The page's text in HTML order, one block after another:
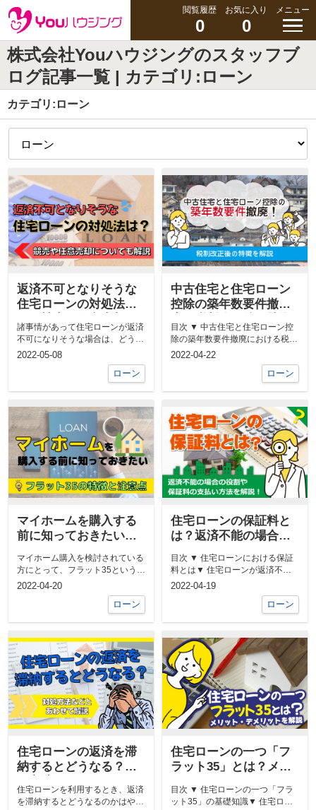
閲覧履歴
0
お気に入り
0
メニュー
株式会社Youハウジングのスタッフブ
ログ記事一覧 | カテゴリ:ローン
カテゴリ:ローン
返済不可となりそうな
住宅ローンの対処法
ついても解説
諸事情があって住宅ローンが返済
不可になりそうな場合は、どうす
れば良いのでしょうか？ 今回
2022-05-08
ローン
中古住宅と住宅ローン
控除の築年数要件撤
を解説
目次 ▼ 中古住宅と住宅ローン控
除の築年数要件撤廃における税制
改正▼ 中古住宅と住宅ローン控
2022-04-22
ローン
マイホームを購入する
前に知っておきたいフ
ラット35の特徴と注意
点
マイホーム購入を検討されている
方にとって、フラット35という言
葉は一度は聞いたことがあるので
2022-04-20
ローン
住宅ローンの保証料と
は？返済不能の場合の
役割や保証料の支払い
方法を解説
目次 ▼ 住宅ローンにおける保証
料とは▼ 住宅ローンが返済不能
になった際の保証料の役割▼ 住
2022-04-19
ローン
住宅ローンの返済を滞
納するとどうなる？対
解説
住宅ローンを利用するとき、返済
を滞納するとどうなるのかはやは
住宅ローンの一つ「フ
ラット35」とは？メリ
説
目次 ▼ 住宅ローンの一つ「フラ
ット35」の基礎知識▼ 住宅ロー